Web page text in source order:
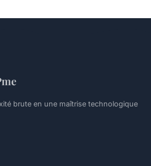
brute en une maîtrise technologique